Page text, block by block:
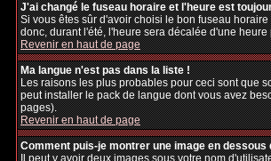
J'ai changé le fuseau horaire et l'heure est
Si vous êtes sûr d'avoir choisi le bon fuseau
donc, durant l'été, l'heure sera décalée d'une
Revenir en haut de page
Ma langue n'est pas dans la liste !
Les raisons les plus probables pour ceci sont que
peut installer le pack de langue dont vous avez
pages).
Revenir en haut de page
Comment puis-je montrer une image en
Il peut y avoir deux images sous votre nom